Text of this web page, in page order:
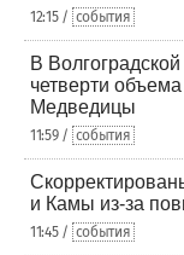
12:15 / события
В
четверти
Медведицы
11:59 / события
и Камы из-за
11:45 / события